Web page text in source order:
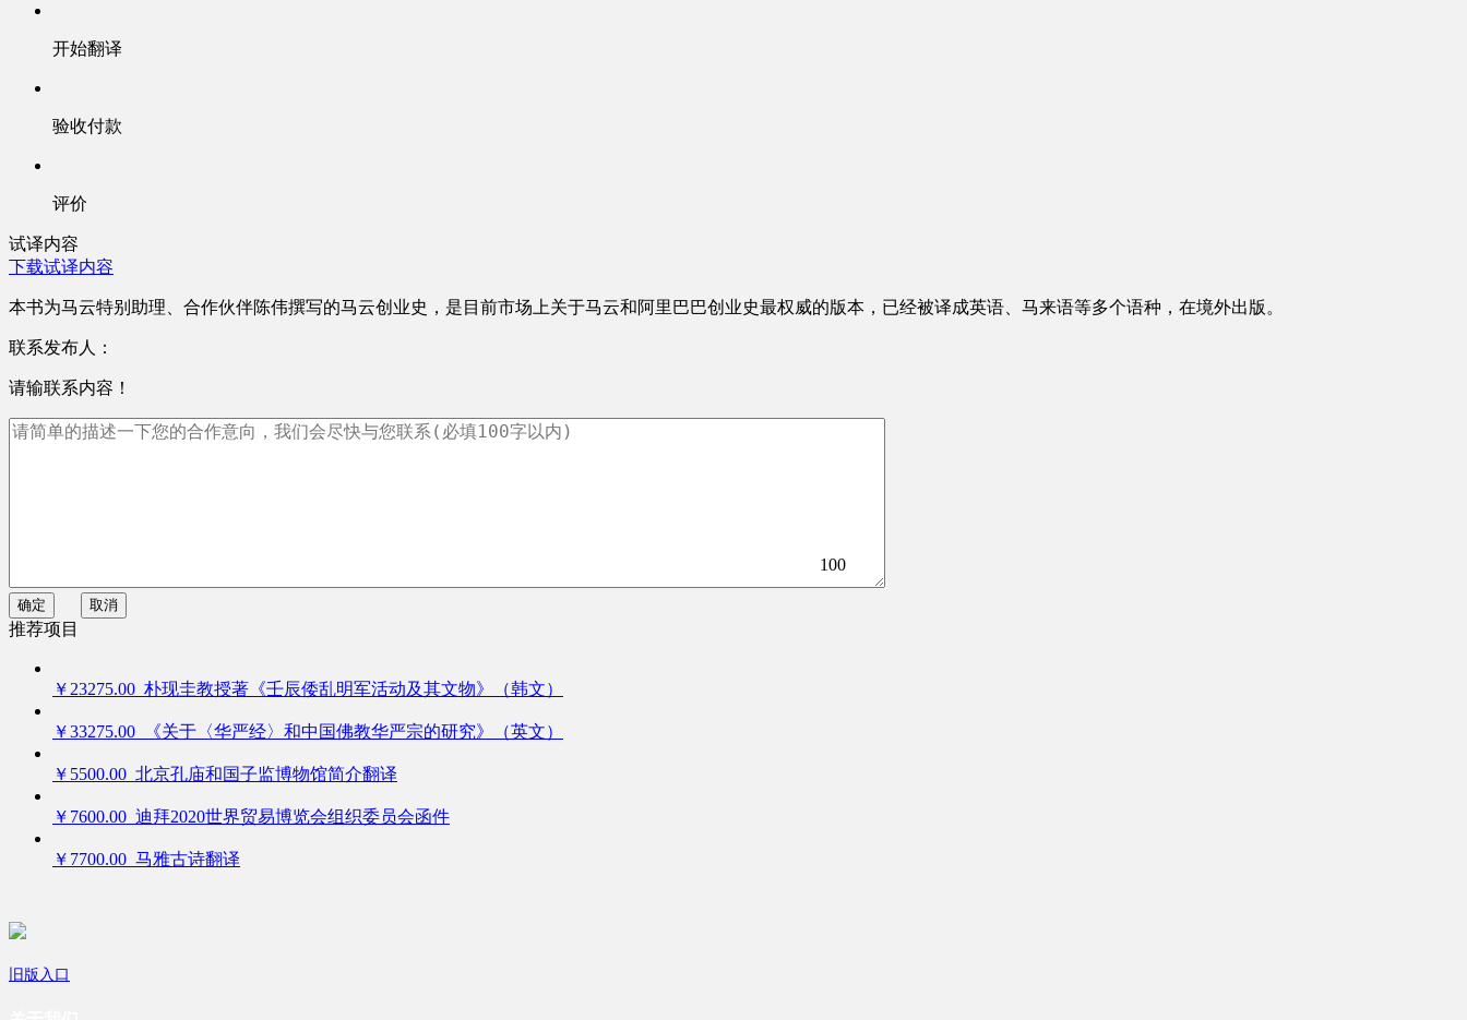
开始翻译
验收付款
评价
试译内容
下载试译内容
本书为马云特别助理、合作伙伴陈伟撰写的马云创业史，是目前市场上关于马云和阿里巴巴创业史最权威的版本，已经被译成英语、马来语等多个语种，在境外出版。
联系发布人：
请输联系内容！
100
确定 取消
推荐项目
￥23275.00 朴现圭教授著《壬辰倭乱明军活动及其文物》（韩文）
￥33275.00 《关于〈华严经〉和中国佛教华严宗的研究》（英文）
￥5500.00 北京孔庙和国子监博物馆简介翻译
￥7600.00 迪拜2020世界贸易博览会组织委员会函件
￥7700.00 马雅古诗翻译
旧版入口